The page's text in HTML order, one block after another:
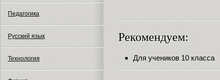
Педагогика
Русский язык
Технология
Рекомендуем:
Для учеников 10 класса